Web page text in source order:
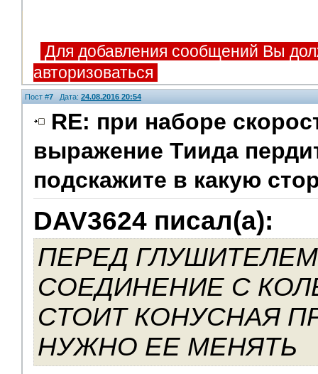
Для добавления сообщений Вы
авторизоваться
Пост #7 Дата: 24.08.2016 20:54
RE: при наборе
выражение Тиида
подскажите в какую
DAV3624 писал(а):
ПЕРЕД
СОЕДИНЕНИЕ С
СТОИТ КОНУСНАЯ
НУЖНО ЕЕ МЕНЯТЬ